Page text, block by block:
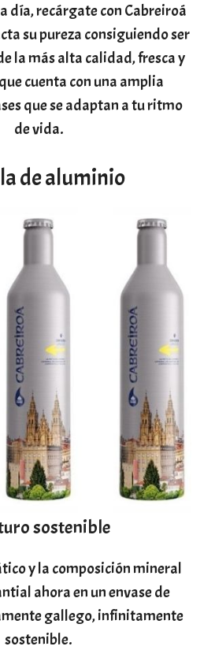
día, recárgate con Cabreiroá
su pureza consiguiendo ser
la más alta calidad, fresca y
cuenta con una amplia
que se adaptan a tu ritmo
de vida.
de aluminio
sostenible
y la composición mineral
ahora en un envase de
gallego, infinitamente
sostenible.